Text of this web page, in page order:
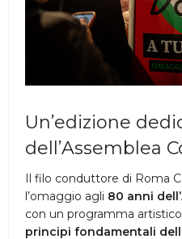
Un’edizione
dell’Assemblea
Il filo conduttore di Roma
l’omaggio agli 80 anni
con un programma
principi fondamentali